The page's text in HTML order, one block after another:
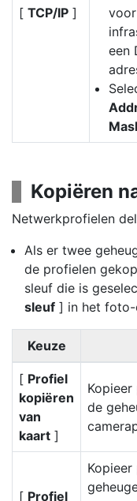
[ TCP/IP ]
een
Kopiëren
Netwerkprofielen
Als er twee
de profielen
sleuf die is
sleuf ] in het foto-
Keuze
[ Profiel
kopiëren
van
kaart ]
de
[ Profiel